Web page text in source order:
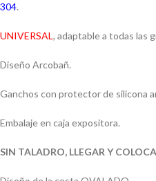
304.
UNIVERSAL, adaptable a todas las
Diseño Arcobañ.
Ganchos con protector de silicona
Embalaje en caja expositora.
SIN TALADRO, LLEGAR Y